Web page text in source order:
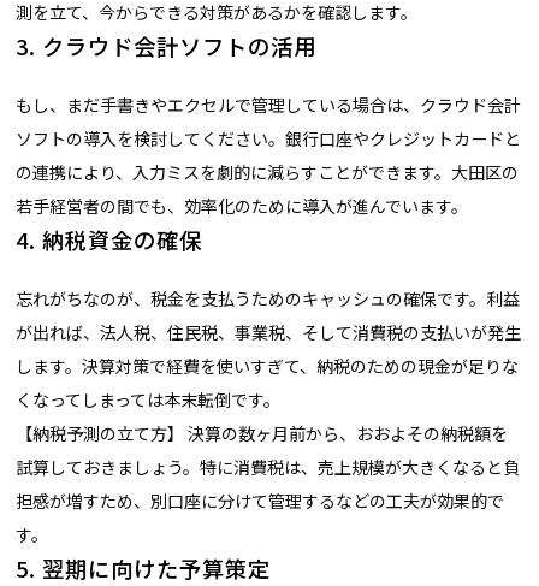
測を立て、今からできる対策があるかを確認します。
3. クラウド会計ソフトの活用
もし、まだ手書きやエクセルで管理している場合は、クラウド会計
ソフトの導入を検討してください。銀行口座やクレジットカードと
の連携により、入力ミスを劇的に減らすことができます。大田区の
若手経営者の間でも、効率化のために導入が進んでいます。
4. 納税資金の確保
忘れがちなのが、税金を支払うためのキャッシュの確保です。利益
が出れば、法人税、住民税、事業税、そして消費税の支払いが発生
します。決算対策で経費を使いすぎて、納税のための現金が足りな
くなってしまっては本末転倒です。
【納税予測の立て方】 決算の数ヶ月前から、おおよその納税額を
試算しておきましょう。特に消費税は、売上規模が大きくなると負
担感が増すため、別口座に分けて管理するなどの工夫が効果的で
す。
5. 翌期に向けた予算策定